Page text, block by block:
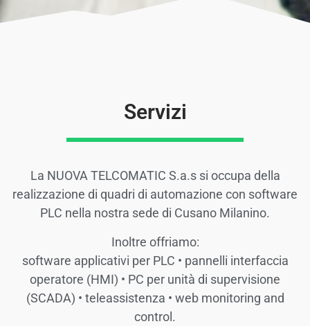
Servizi
La NUOVA TELCOMATIC S.a.s si occupa della
realizzazione di quadri di automazione con software
PLC nella nostra sede di Cusano Milanino.
Inoltre offriamo:
software applicativi per PLC • pannelli interfaccia
operatore (HMI) • PC per unità di supervisione
(SCADA) • teleassistenza • web monitoring and
control.